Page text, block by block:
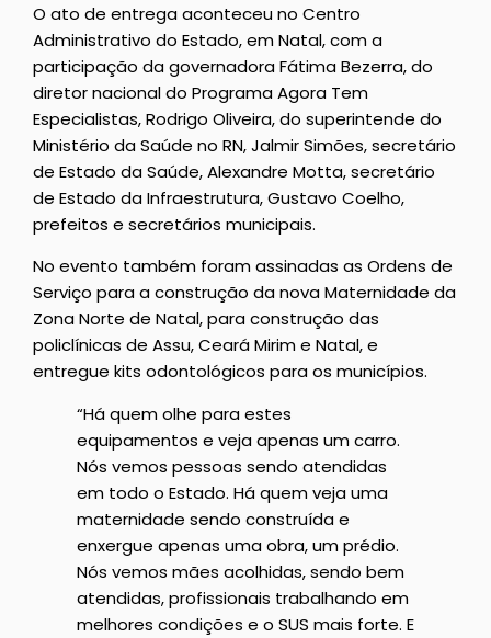
O ato de entrega aconteceu no Centro
Administrativo do Estado, em Natal, com a
participação da governadora Fátima Bezerra, do
diretor nacional do Programa Agora Tem
Especialistas, Rodrigo Oliveira, do superintende do
Ministério da Saúde no RN, Jalmir Simões, secretário
de Estado da Saúde, Alexandre Motta, secretário
de Estado da Infraestrutura, Gustavo Coelho,
prefeitos e secretários municipais.
No evento também foram assinadas as Ordens de
Serviço para a construção da nova Maternidade da
Zona Norte de Natal, para construção das
policlínicas de Assu, Ceará Mirim e Natal, e
entregue kits odontológicos para os municípios.
“Há quem olhe para estes
equipamentos e veja apenas um carro.
Nós vemos pessoas sendo atendidas
em todo o Estado. Há quem veja uma
maternidade sendo construída e
enxergue apenas uma obra, um prédio.
Nós vemos mães acolhidas, sendo bem
atendidas, profissionais trabalhando em
melhores condições e o SUS mais forte. E